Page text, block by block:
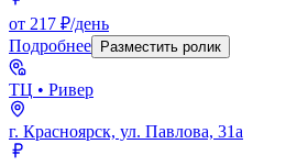
от 217 ₽/день
Подробнее
Разместить ролик
ТЦ • Ривер
г. Красноярск, ул. Павлова, 31а